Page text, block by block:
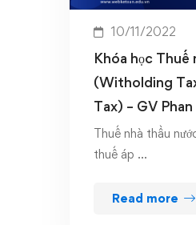
10/11/2022
Khóa học Thuế
(Witholding
Tax) – GV
Thuế nhà thầu
thuế áp …
Read more